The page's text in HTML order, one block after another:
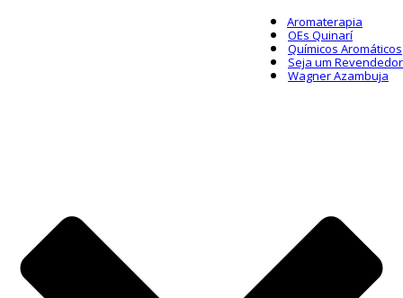
Aromaterapia
OEs Quinarí
Químicos Aromáticos
Seja um Revendedor
Wagner Azambuja